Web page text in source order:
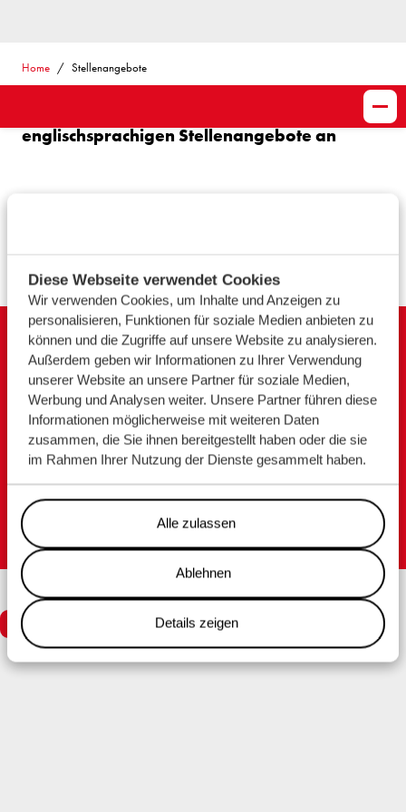
Diese Webseite verwendet Cookies
Wir verwenden Cookies, um Inhalte und Anzeigen zu
personalisieren, Funktionen für soziale Medien anbieten zu
können und die Zugriffe auf unsere Website zu analysieren.
Außerdem geben wir Informationen zu Ihrer Verwendung
unserer Website an unsere Partner für soziale Medien,
Werbung und Analysen weiter. Unsere Partner führen diese
Informationen möglicherweise mit weiteren Daten
zusammen, die Sie ihnen bereitgestellt haben oder die sie
im Rahmen Ihrer Nutzung der Dienste gesammelt haben.
Alle zulassen
Ablehnen
Details zeigen
Home Stellenangebote
englischsprachigen Stellenangebote an
Royal Wagenborg
P.O. Box 14, 9930 AA Delfzijl
Marktstraat 10, 9934 CK Delfzijl
Nederland
Tel. +31 596 636 911
Disclaimer